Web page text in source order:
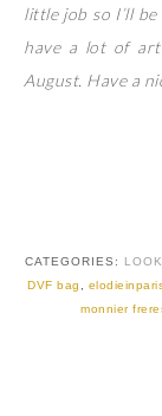
little job so I’ll
have a lot of
August. Have a
CATEGORIES:
DVF bag ,
monnier